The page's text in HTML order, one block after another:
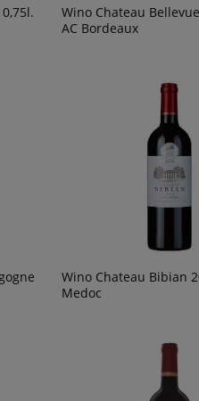
Wino Chateau
AC Bordeaux
Wino Chateau Bibian
Medoc